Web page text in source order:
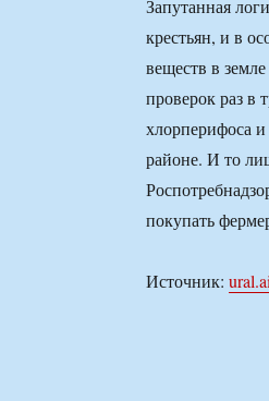
Запутанная
крестьян, и в
веществ в
проверок раз в
хлорперифоса
районе. И то
покупать
Источник: